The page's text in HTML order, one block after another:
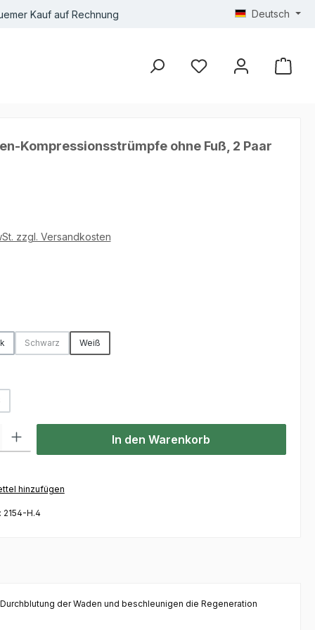
Kauf auf Rechnung Deutsch
Kompressionsstrümpfe ohne Fuß, 2 Paar
zzgl. Versandkosten
Bewertung von 5 von 5 Sternen
Schwarz Weiß
Gib den gewünschten Wert ein oder benutze die Schaltflächen
In den Warenkorb
hinzufügen
2154-H.4
der Waden und beschleunigen die Regeneration